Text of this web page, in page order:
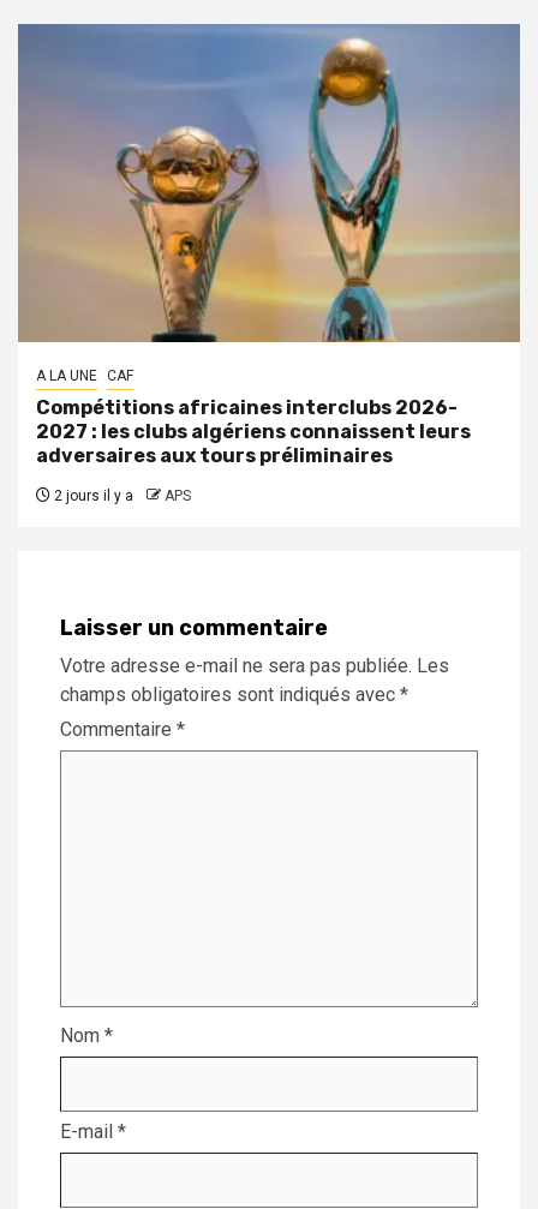
A LA UNE CAF
Compétitions africaines interclubs 2026-
2027 : les clubs algériens connaissent leurs
adversaires aux tours préliminaires
2 jours il y a APS
Laisser un commentaire
Votre adresse e-mail ne sera pas publiée. Les
champs obligatoires sont indiqués avec *
Commentaire *
Nom *
E-mail *